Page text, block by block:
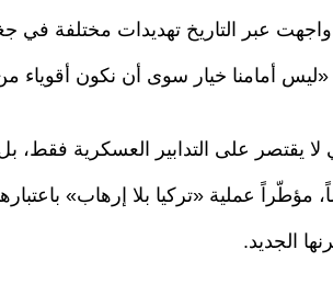
عبر التاريخ تهديدات مختلفة في
أمامنا خيار سوى أن نكون أقوياء من
يقتصر على التدابير العسكرية فقط، بل
مؤطّراً عملية «تركيا بلا إرهاب»
الجديد.